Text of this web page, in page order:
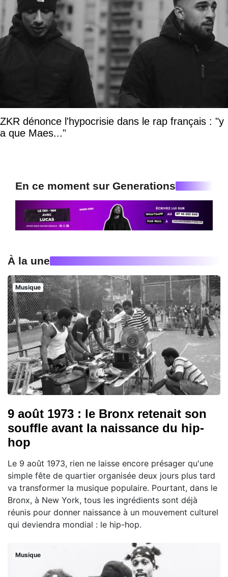
ZKR dénonce l'hypocrisie dans le rap français : "y
a que Maes..."
En ce moment sur Generations
À la une
Musique
9 août 1973 : le Bronx retenait son
souffle avant la naissance du hip-
hop
Le 9 août 1973, rien ne laisse encore présager qu'une
simple fête de quartier organisée deux jours plus tard
va transformer la musique populaire. Pourtant, dans le
Bronx, à New York, tous les ingrédients sont déjà
réunis pour donner naissance à un mouvement culturel
qui deviendra mondial : le hip-hop.
Musique